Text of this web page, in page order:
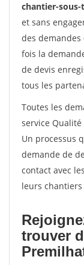
chantier-
et sans
des
fois la
de devis
tous les
Toutes les
service
Un processus
demande de
contact avec
leurs
trouver